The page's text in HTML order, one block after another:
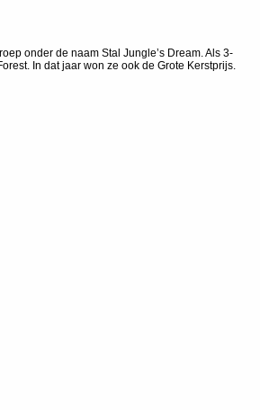
onder de naam Stal Jungle’s Dream. Als 3-
In dat jaar won ze ook de Grote Kerstprijs.